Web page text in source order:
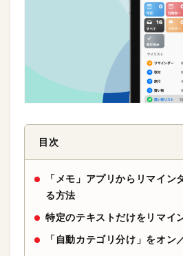
目次
「メモ」アプリからリマイン
る方法
特定のテキストだけをリマイ
「自動カテゴリ分け」をオン